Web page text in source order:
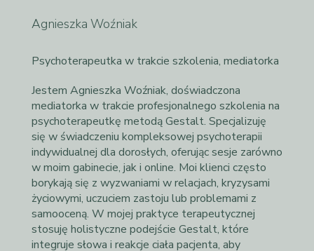
Agnieszka Woźniak
Psychoterapeutka w trakcie szkolenia, mediatorka
Jestem Agnieszka Woźniak, doświadczona
mediatorka w trakcie profesjonalnego szkolenia na
psychoterapeutkę metodą Gestalt. Specjalizuję
się w świadczeniu kompleksowej psychoterapii
indywidualnej dla dorosłych, oferując sesje zarówno
w moim gabinecie, jak i online. Moi klienci często
borykają się z wyzwaniami w relacjach, kryzysami
życiowymi, uczuciem zastoju lub problemami z
samooceną. W mojej praktyce terapeutycznej
stosuję holistyczne podejście Gestalt, które
integruje słowa i reakcje ciała pacjenta, aby